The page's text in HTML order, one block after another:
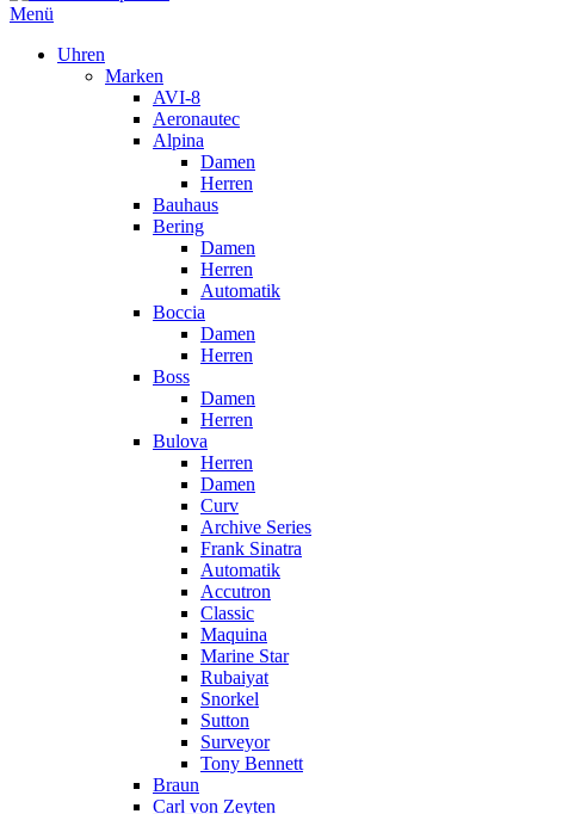
Menü
Uhren
Marken
AVI-8
Aeronautec
Alpina
Damen
Herren
Bauhaus
Bering
Damen
Herren
Automatik
Boccia
Damen
Herren
Boss
Damen
Herren
Bulova
Herren
Damen
Curv
Archive Series
Frank Sinatra
Automatik
Accutron
Classic
Maquina
Marine Star
Rubaiyat
Snorkel
Sutton
Surveyor
Tony Bennett
Braun
Carl von Zeyten